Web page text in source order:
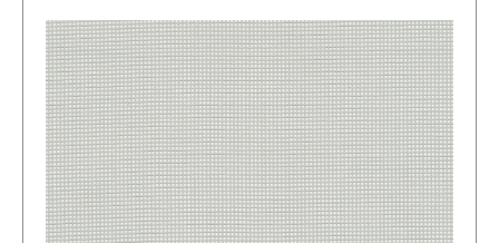
De Ploeg – Mesh: 83